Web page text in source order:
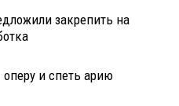
закрепить на
и спеть арию